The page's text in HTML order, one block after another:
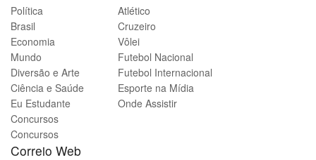
Política
Brasil
Economia
Mundo
Diversão e Arte
Ciência e Saúde
Eu Estudante
Concursos
Concursos
Correio Web
Atlético
Cruzeiro
Vôlei
Futebol Nacional
Futebol Internacional
Esporte na Mídia
Onde Assistir